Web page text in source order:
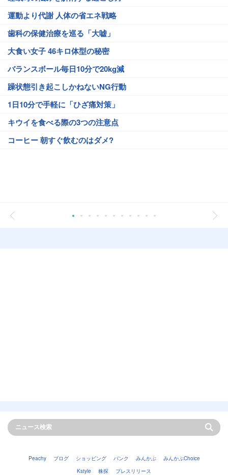
運動より代謝 人体の省エネ戦略
歯科の保健治療を巡る「大嘘」
大食い女子 46キロ体型の秘密
バランスボール毎日10分で20kg減
躁状態引き起こしかねないNG行動
1日10分で手軽に「ひざ痛対策」
キウイを食べる際の3つの注意点
コーヒー 朝すぐ飲むのはダメ?
Peachy ブログ ショッピング バンク みんかぶ
みんかぶChoice
Kstyle
株探 プレスリリース